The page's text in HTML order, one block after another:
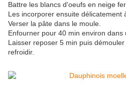
Battre les blancs d'oeufs en neige
Les incorporer ensuite délicatement
Verser la pâte dans le moule.
Enfourner pour 40 min environ dans
Laisser reposer 5 min puis
refroidir.